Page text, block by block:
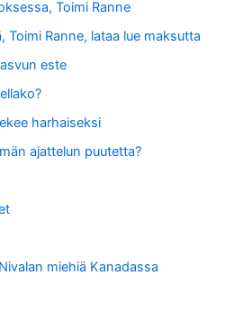
Toimi Ranne
Toimi Ranne, lataa lue maksutta
este
harhaiseksi
ajattelun puutetta?
miehiä Kanadassa